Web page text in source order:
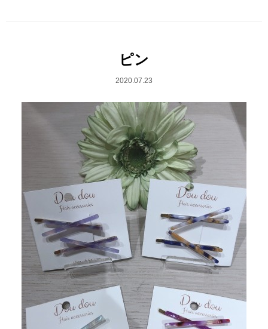
ピン
2020.07.23